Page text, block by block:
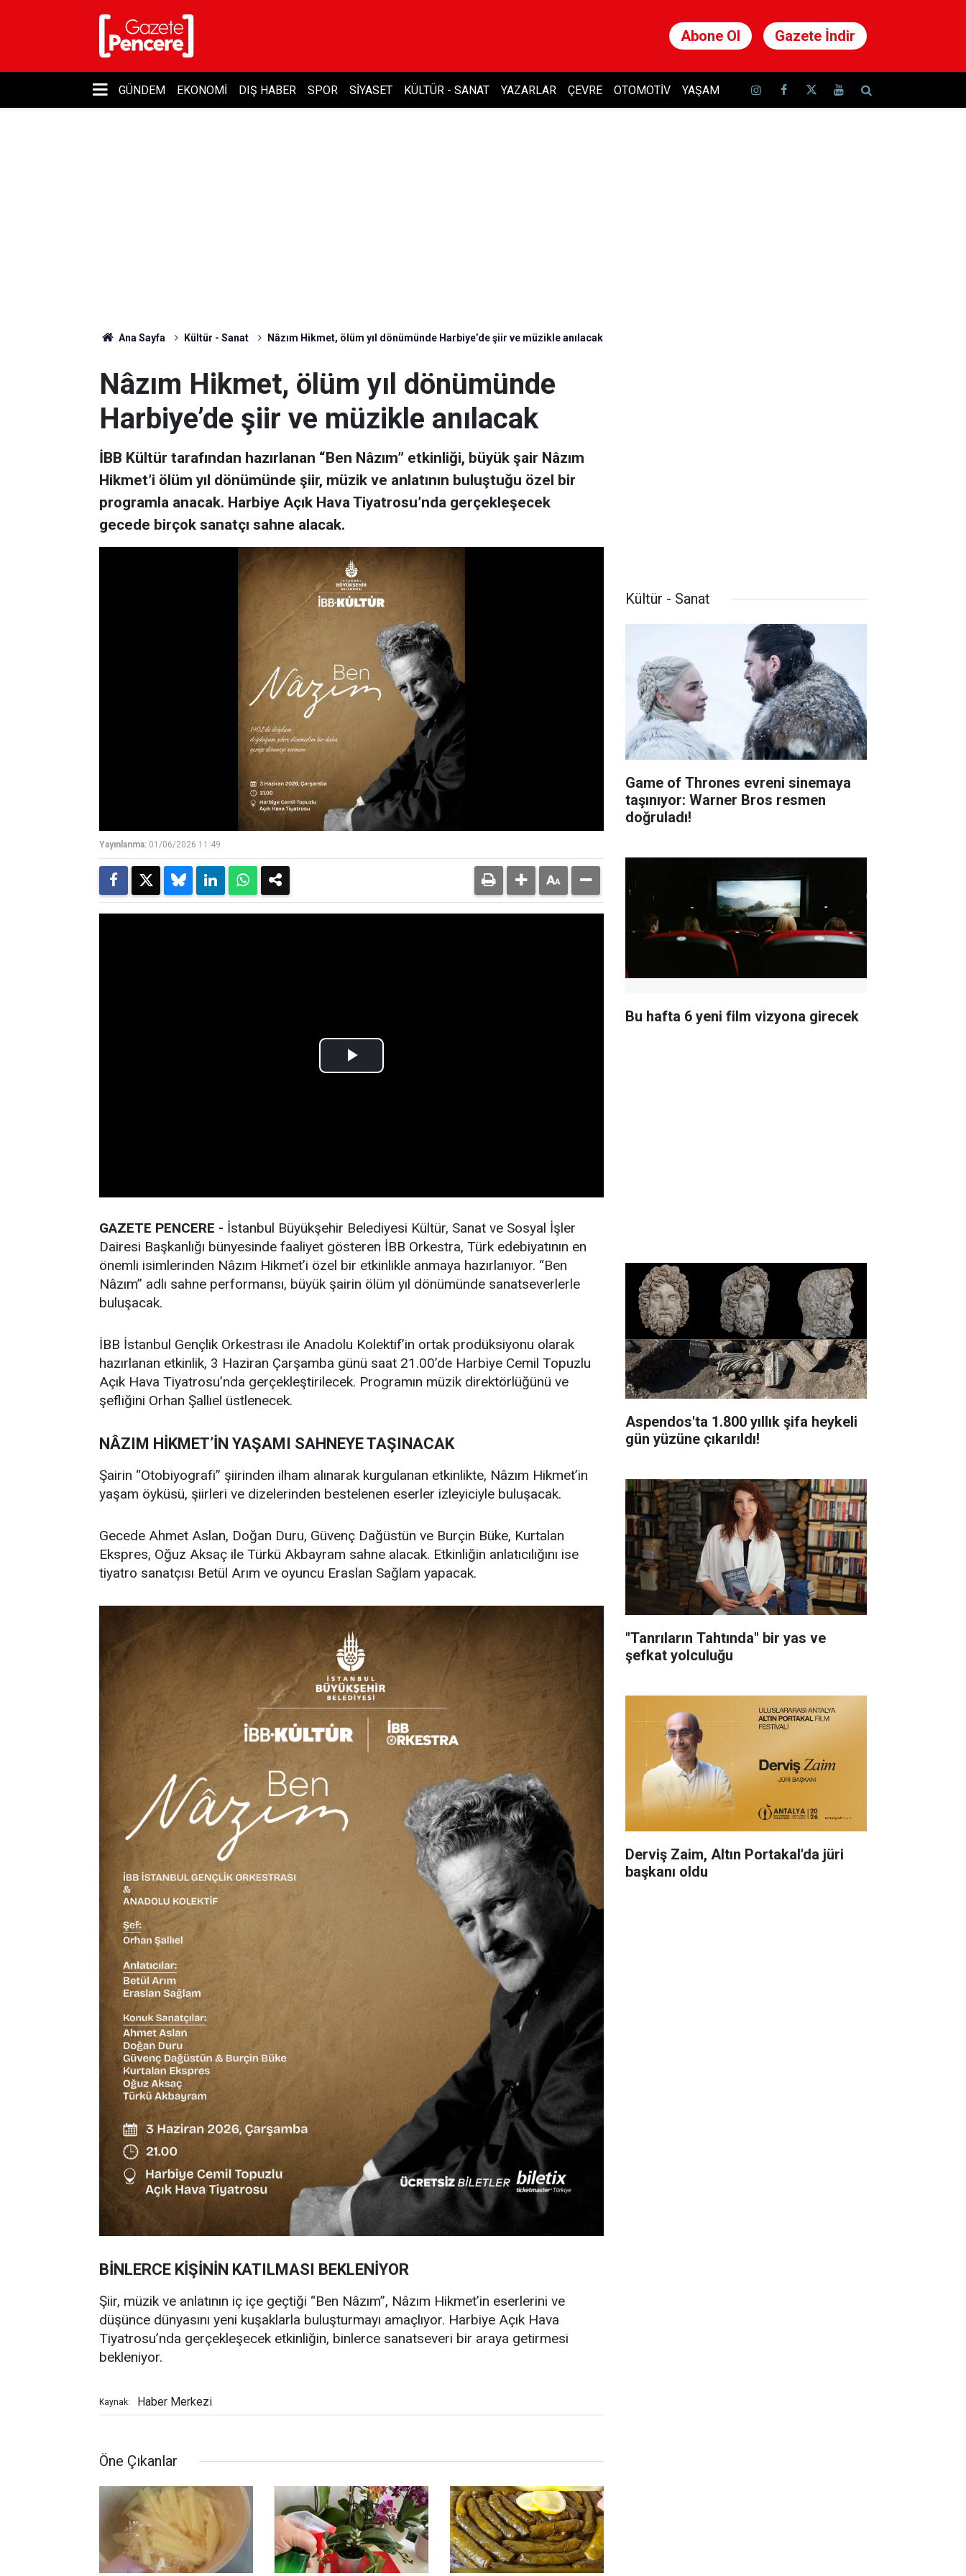
Abone Ol Gazete İndir
GÜNDEM EKONOMI DIŞ HABER SPOR SIYASET KÜLTÜR - SANAT YAZARLAR ÇEVRE OTOMOTIV YAŞAM
Ana Sayfa Kültür - Sanat Nâzım Hikmet, ölüm yıl dönümünde Harbiye’de şiir ve müzikle anılacak
Nâzım Hikmet, ölüm yıl dönümünde
Harbiye’de şiir ve müzikle anılacak
İBB Kültür tarafından hazırlanan “Ben Nâzım” etkinliği, büyük şair Nâzım
Hikmet’i ölüm yıl dönümünde şiir, müzik ve anlatının buluştuğu özel bir
programla anacak. Harbiye Açık Hava Tiyatrosu’nda gerçekleşecek
gecede birçok sanatçı sahne alacak.
Yayınlanma: 01/06/2026 11:49
GAZETE PENCERE - İstanbul Büyükşehir Belediyesi Kültür, Sanat ve Sosyal İşler
Dairesi Başkanlığı bünyesinde faaliyet gösteren İBB Orkestra, Türk edebiyatının en
önemli isimlerinden Nâzım Hikmet’i özel bir etkinlikle anmaya hazırlanıyor. “Ben
Nâzım” adlı sahne performansı, büyük şairin ölüm yıl dönümünde sanatseverlerle
buluşacak.
İBB İstanbul Gençlik Orkestrası ile Anadolu Kolektif’in ortak prodüksiyonu olarak
hazırlanan etkinlik, 3 Haziran Çarşamba günü saat 21.00’de Harbiye Cemil Topuzlu
Açık Hava Tiyatrosu’nda gerçekleştirilecek. Programın müzik direktörlüğünü ve
şefliğini Orhan Şallıel üstlenecek.
NÂZIM HİKMET’İN YAŞAMI SAHNEYE TAŞINACAK
Şairin “Otobiyografi” şiirinden ilham alınarak kurgulanan etkinlikte, Nâzım Hikmet’in
yaşam öyküsü, şiirleri ve dizelerinden bestelenen eserler izleyiciyle buluşacak.
Gecede Ahmet Aslan, Doğan Duru, Güvenç Dağüstün ve Burçin Büke, Kurtalan
Ekspres, Oğuz Aksaç ile Türkü Akbayram sahne alacak. Etkinliğin anlatıcılığını ise
tiyatro sanatçısı Betül Arım ve oyuncu Eraslan Sağlam yapacak.
BİNLERCE KİŞİNİN KATILMASI BEKLENİYOR
Şiir, müzik ve anlatının iç içe geçtiği “Ben Nâzım”, Nâzım Hikmet’in eserlerini ve
düşünce dünyasını yeni kuşaklarla buluşturmayı amaçlıyor. Harbiye Açık Hava
Tiyatrosu’nda gerçekleşecek etkinliğin, binlerce sanatseveri bir araya getirmesi
bekleniyor.
Kaynak: Haber Merkezi
Öne Çıkanlar
Kültür - Sanat
Game of Thrones evreni sinemaya
taşınıyor: Warner Bros resmen
doğruladı!
Bu hafta 6 yeni film vizyona girecek
Aspendos'ta 1.800 yıllık şifa heykeli
gün yüzüne çıkarıldı!
"Tanrıların Tahtında" bir yas ve
şefkat yolculuğu
Derviş Zaim, Altın Portakal'da jüri
başkanı oldu